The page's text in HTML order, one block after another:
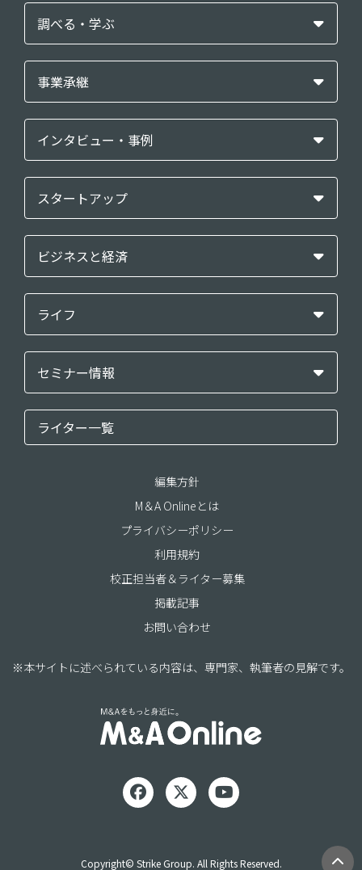
調べる・学ぶ
事業承継
インタビュー・事例
スタートアップ
ビジネスと経済
ライフ
セミナー情報
ライター一覧
編集方針
M＆A Onlineとは
プライバシーポリシー
利用規約
校正担当者＆ライター募集
掲載記事
お問い合わせ
※本サイトに述べられている内容は、専門家、執筆者の見解です。
Copyright© Strike Group. All Rights Reserved.